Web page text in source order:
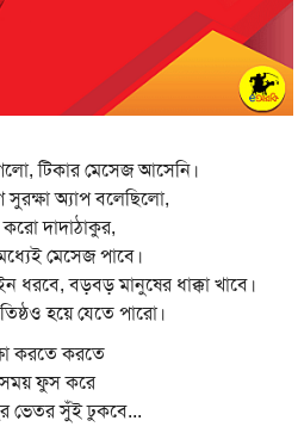
টিকার মেসেজ আসেনি।
অ্যাপ বলেছিলো,
করো দাদাঠাকুর,
মেসেজ পাবে।
ধরবে, বড়বড় মানুষের ধাক্কা খাবে।
হয়ে যেতে পারো।
করতে করতে
ফুস করে
ভেতর সুঁই ঢুকবে...